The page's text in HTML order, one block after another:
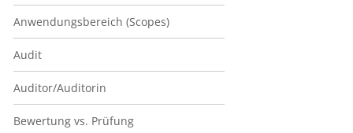
Anwendungsbereich (Scopes)
Audit
Auditor/Auditorin
Bewertung vs. Prüfung